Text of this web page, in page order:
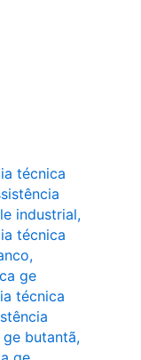
técnica
industrial,
técnica
,
ge
técnica
butantã,